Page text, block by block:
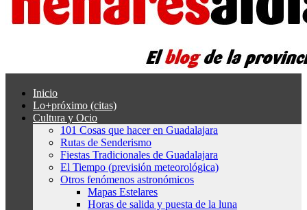
Inicio
Lo+próximo (citas)
Cultura y Ocio
101 Cosas que hacer en Guadalajara
Rutas de Senderismo
Fiestas Tradicionales de Guadalajara
El Tiempo (previsión meteorológica)
Otros fenómenos astronómicos
Mapas Estelares
Horas de salida y puesta de la luna